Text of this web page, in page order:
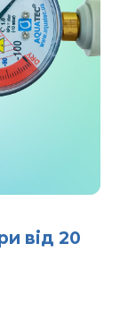
від 20